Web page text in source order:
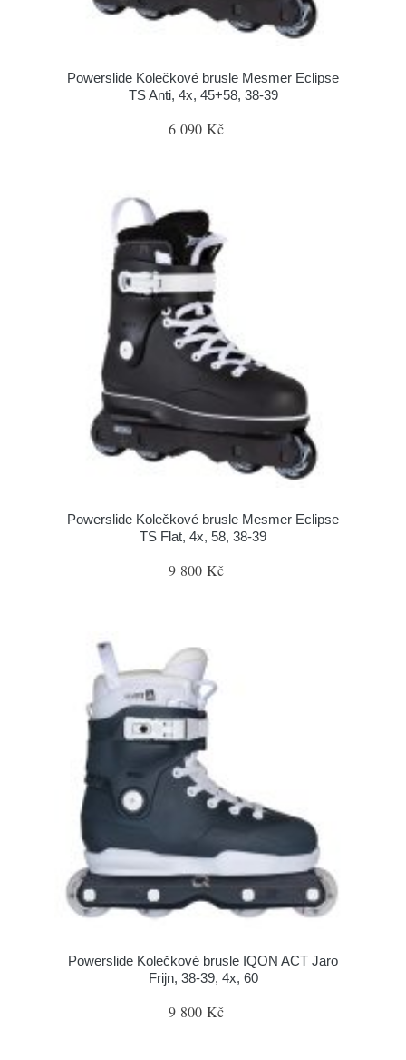
Powerslide Kolečkové brusle Mesmer Eclipse
TS Anti, 4x, 45+58, 38-39
6 090 Kč
Powerslide Kolečkové brusle Mesmer Eclipse
TS Flat, 4x, 58, 38-39
9 800 Kč
Powerslide Kolečkové brusle IQON ACT Jaro
Frijn, 38-39, 4x, 60
9 800 Kč